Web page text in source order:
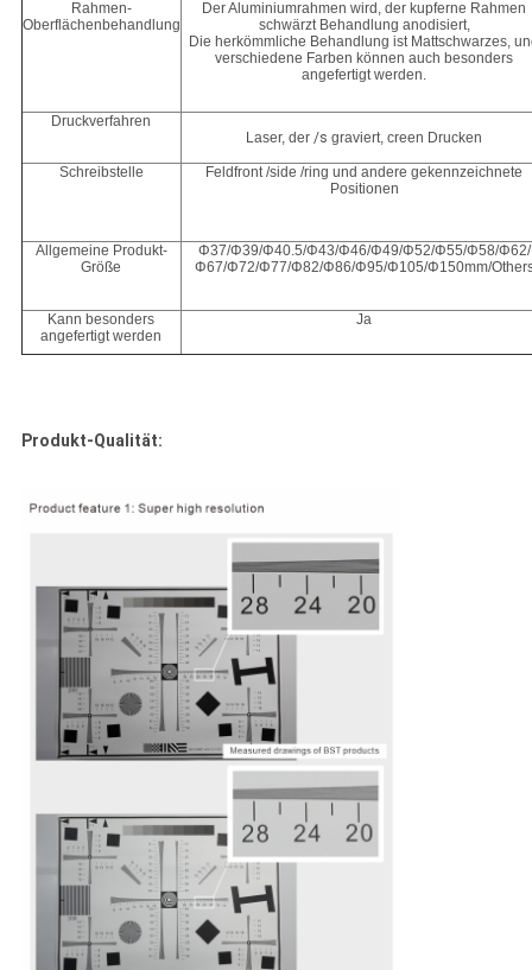
Rahmen-
Oberflächenbehandlung
Der Aluminiumrahmen wird, der kupferne Rahmen
schwärzt Behandlung anodisiert,
Die herkömmliche Behandlung ist Mattschwarzes,
verschiedene Farben können auch besonders
angefertigt werden.
Druckverfahren
Laser, der /sgraviert, creen Drucken
Schreibstelle
Feldfront /side /ring und andere gekennzeichnete
Positionen
Allgemeine Produkt-
Größe
Φ37/Φ39/Φ40.5/Φ43/Φ46/Φ49/Φ52/Φ55/Φ58/Φ62/
Φ67/Φ72/Φ77/Φ82/Φ86/Φ95/Φ105/Φ150mm/
Kann besonders
angefertigt werden
Ja
Produkt-Qualität: